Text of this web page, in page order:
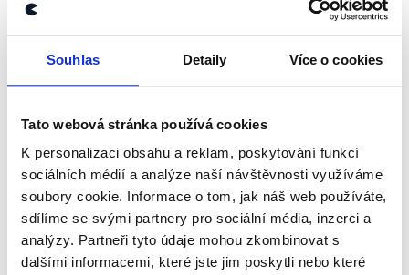
Souhlas Detaily Více o cookies
Tato webová stránka používá cookies
K personalizaci obsahu a reklam, poskytování funkcí
sociálních médií a analýze naší návštěvnosti využíváme
soubory cookie. Informace o tom, jak náš web používáte,
sdílíme se svými partnery pro sociální média, inzerci a
analýzy. Partneři tyto údaje mohou zkombinovat s
dalšími informacemi, které jste jim poskytli nebo které
1 000 obyvatel. Míra plodnosti tento údaj
zpřesňujetím,
v reprodukčním věku. Statistiky ji vyčíslují i přímo podle
věku (např. pro ženy ve věku 20 let, 21 let atd.). Součet
tisícem) vyjadřuje intenzitu plodnosti v populaci a udává
tzv. úhrnnou plodnost.
Úhrnná plodnost je ukazatel, který jevhodnýnapř. pro
mezinárodní srovnání. Hodnota 2,1 dítěte na jednu
ženu se obecně považuje za dostatečnou k tomu, aby
nedocházelo k ubývání populace. Jestliže hodnota